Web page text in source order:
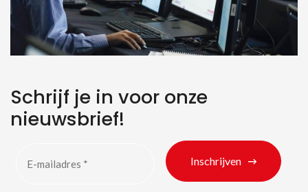
Schrijf je in voor onze
nieuwsbrief!
Inschrijven